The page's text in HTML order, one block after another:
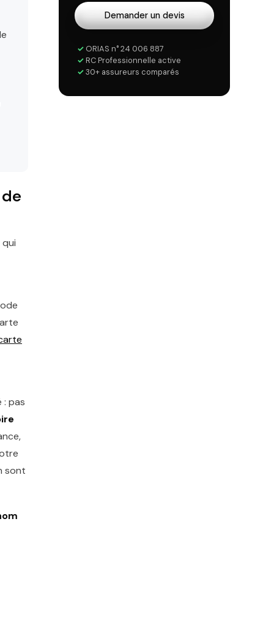
: pas
sont
Demander un devis
✓ ORIAS n° 24 006 887
✓ RC Professionnelle active
✓ 30+ assureurs comparés